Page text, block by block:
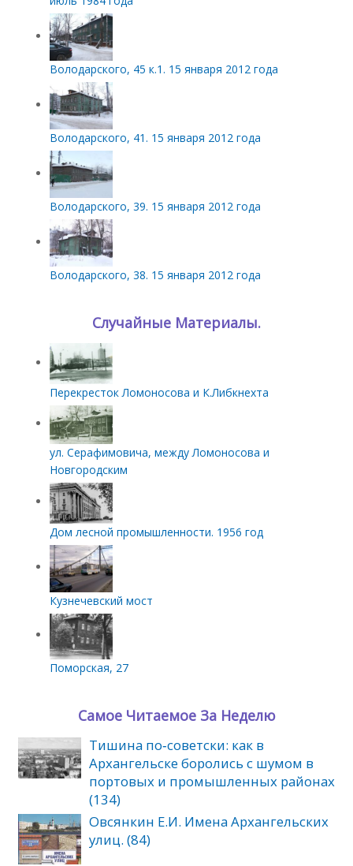
Володарского, 45 к.1. 15 января 2012 года
Володарского, 41. 15 января 2012 года
Володарского, 39. 15 января 2012 года
Володарского, 38. 15 января 2012 года
Случайные Материалы.
Перекресток Ломоносова и К.Либкнехта
ул. Серафимовича, между Ломоносова и
Новгородским
Дом лесной промышленности. 1956 год
Кузнечевский мост
Поморская, 27
Самое Читаемое За Неделю
Тишина по‑советски: как в
Архангельске боролись с шумом в
портовых и промышленных районах
(134)
Овсянкин Е.И. Имена Архангельских
улиц. (84)